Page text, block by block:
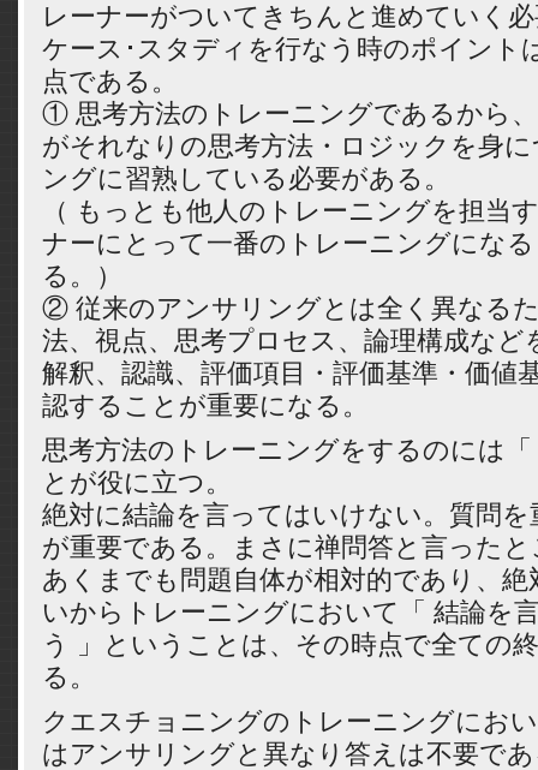
レーナーがついてきちんと進めていく
ケース･スタディを行なう時のポイント
点である。
① 思考方法のトレーニングであるから
がそれなりの思考方法・ロジックを身
ングに習熟している必要がある。
（ もっとも他人のトレーニングを担当
ナーにとって一番のトレーニングにな
る。）
② 従来のアンサリングとは全く異なる
法、視点、思考プロセス、論理構成など
解釈、認識、評価項目・評価基準・価値
認することが重要になる。
思考方法のトレーニングをするのには
とが役に立つ。
絶対に結論を言ってはいけない。質問
が重要である。まさに禅問答と言った
あくまでも問題自体が相対的であり、
いからトレーニングにおいて「 結論を
う 」ということは、その時点で全ての
る。
クエスチョニングのトレーニングにお
はアンサリングと異なり答えは不要で